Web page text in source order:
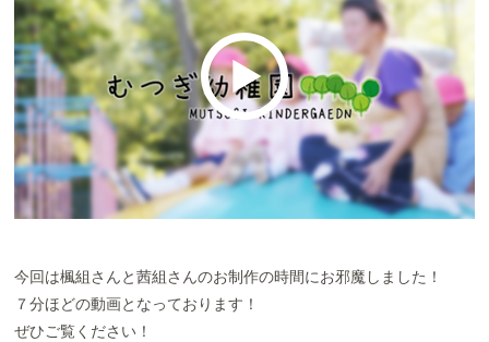
今回は楓組さんと茜組さんのお制作の時間にお邪魔しました！
７分ほどの動画となっております！
ぜひご覧ください！